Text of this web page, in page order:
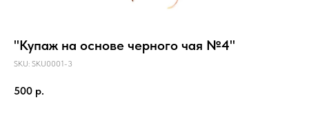
"Купаж на основе черного чая №4"
SKU: SKU0001-3
500 р.